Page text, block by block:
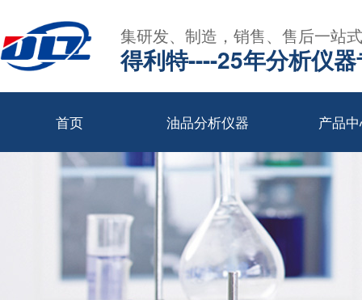
集研发、制造，销售、售后一站
得利特----25年分析仪
首页 油品分析仪器 产品